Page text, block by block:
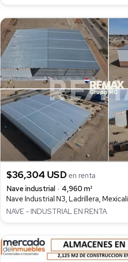
$36,304 USD en renta
Nave industrial
4,960 m²
Nave Industrial N3, Ladrillera, Mexicali
NAVE - INDUSTRIAL EN RENTA